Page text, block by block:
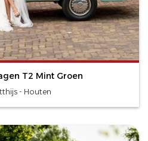
T2 Mint Groen
- Houten